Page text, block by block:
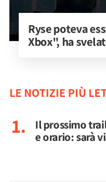
Ryse poteva
Xbox", ha
LE NOTIZIE PIÙ
Il prossimo
e orario: sarà